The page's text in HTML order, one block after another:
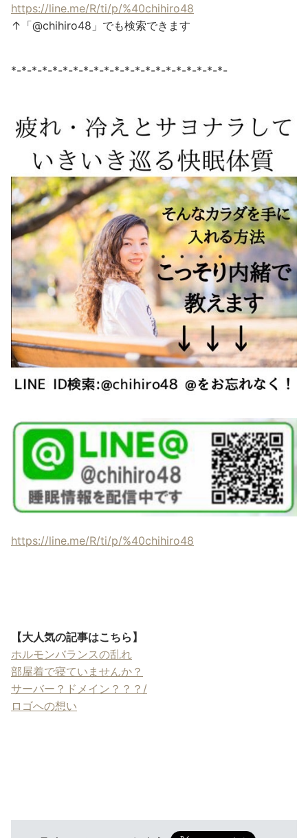
https://line.me/R/ti/p/%40chihiro48
↑「@chihiro48」でも検索できます
*-*-*-*-*-*-*-*-*-*-*-*-*-*-*-*-*-*-*-*-*-
https://line.me/R/ti/p/%40chihiro48
【大人気の記事はこちら】
ホルモンバランスの乱れ
部屋着で寝ていませんか？
サーバー？ドメイン？？？ /
ロゴへの想い